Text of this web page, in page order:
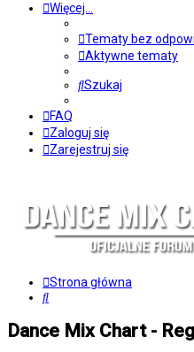
Więcej…
Tematy bez
Aktywne tematy
Szukaj
FAQ
Zaloguj się
Zarejestruj się
Strona główna
Szukaj
Dance Mix Chart -